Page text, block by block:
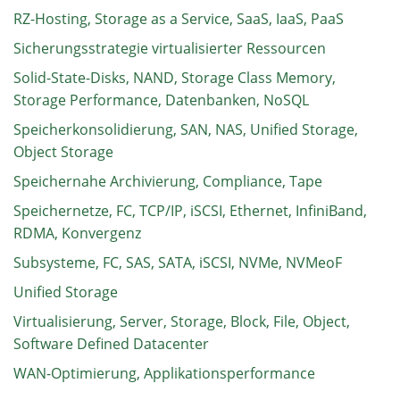
RZ-Hosting, Storage as a Service, SaaS, IaaS, PaaS
Sicherungsstrategie virtualisierter Ressourcen
Solid-State-Disks, NAND, Storage Class Memory,
Storage Performance, Datenbanken, NoSQL
Speicherkonsolidierung, SAN, NAS, Unified Storage,
Object Storage
Speichernahe Archivierung, Compliance, Tape
Speichernetze, FC, TCP/IP, iSCSI, Ethernet, InfiniBand,
RDMA, Konvergenz
Subsysteme, FC, SAS, SATA, iSCSI, NVMe, NVMeoF
Unified Storage
Virtualisierung, Server, Storage, Block, File, Object,
Software Defined Datacenter
WAN-Optimierung, Applikationsperformance